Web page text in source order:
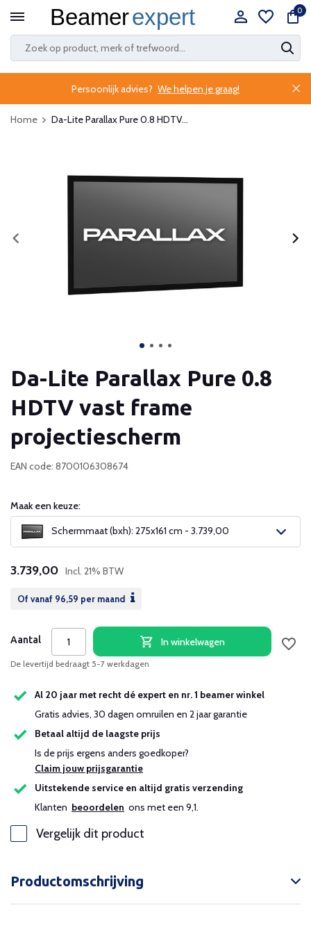
0
Persoonlijk advies? We helpen je graag!
Home Da-Lite Parallax Pure 0.8 HDTV...
Da-Lite Parallax Pure 0.8
HDTV vast frame
projectiescherm
EAN code: 8700106308674
Maak een keuze:
Schermmaat (bxh): 275x161 cm - 3.739,00
3.739,00 Incl. 21% BTW
Of vanaf 96,59 per maand
Aantal In winkelwagen
De levertijd bedraagt 5-7 werkdagen
Al 20 jaar met recht dé expert en nr. 1 beamer winkel
Gratis advies, 30 dagen omruilen en 2 jaar garantie
Betaal altijd de laagste prijs
Is de prijs ergens anders goedkoper?
Claim jouw prijsgarantie
Uitstekende service en altijd gratis verzending
Klanten beoordelen ons met een 9,1.
Vergelijk dit product
Productomschrijving